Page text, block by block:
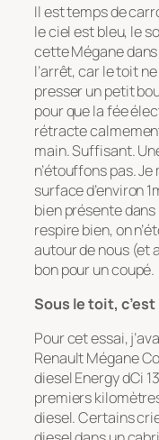
Il est temps de
le ciel est bleu, le
cette Mégane
l’arrêt, car le toit
presser un petit
pour que la fée
rétracte
main. Suffisant.
n’étouffons pas. Je
surface d’environ
bien présente
respire bien, on
autour de nous (et
bon pour un coupé.
Sous le toit,
Pour cet essai,
Renault Mégane
diesel Energy dCi
premiers
diesel. Certains